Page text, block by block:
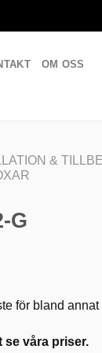
OM OSS
&
G
för bland
se våra priser.